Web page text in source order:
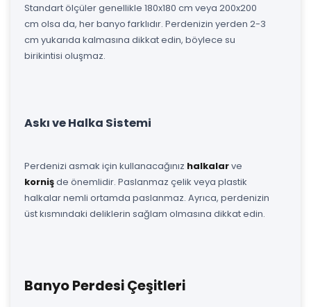
Standart ölçüler genellikle 180x180 cm veya 200x200
cm olsa da, her banyo farklıdır. Perdenizin yerden 2-3
cm yukarıda kalmasına dikkat edin, böylece su
birikintisi oluşmaz.
Askı ve Halka Sistemi
Perdenizi asmak için kullanacağınız halkalarve
kornişde önemlidir. Paslanmaz çelik veya plastik
halkalar nemli ortamda paslanmaz. Ayrıca, perdenizin
üst kısmındaki deliklerin sağlam olmasına dikkat edin.
Banyo Perdesi Çeşitleri